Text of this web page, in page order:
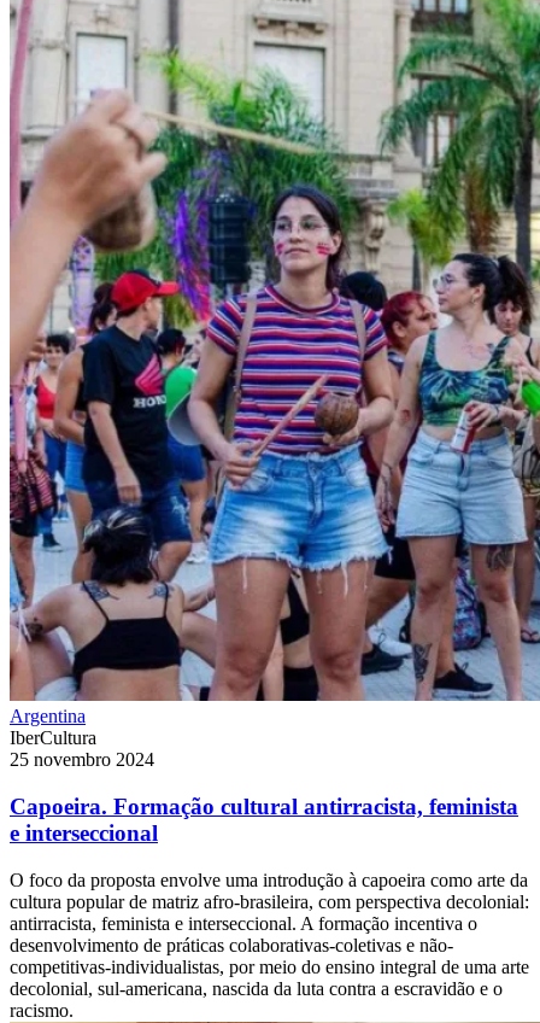
Argentina
IberCultura
25 novembro 2024
Capoeira. Formação cultural antirracista, feminista
e interseccional
O foco da proposta envolve uma introdução à capoeira como arte da
cultura popular de matriz afro-brasileira, com perspectiva decolonial:
antirracista, feminista e interseccional. A formação incentiva o
desenvolvimento de práticas colaborativas-coletivas e não-
competitivas-individualistas, por meio do ensino integral de uma arte
decolonial, sul-americana, nascida da luta contra a escravidão e o
racismo.